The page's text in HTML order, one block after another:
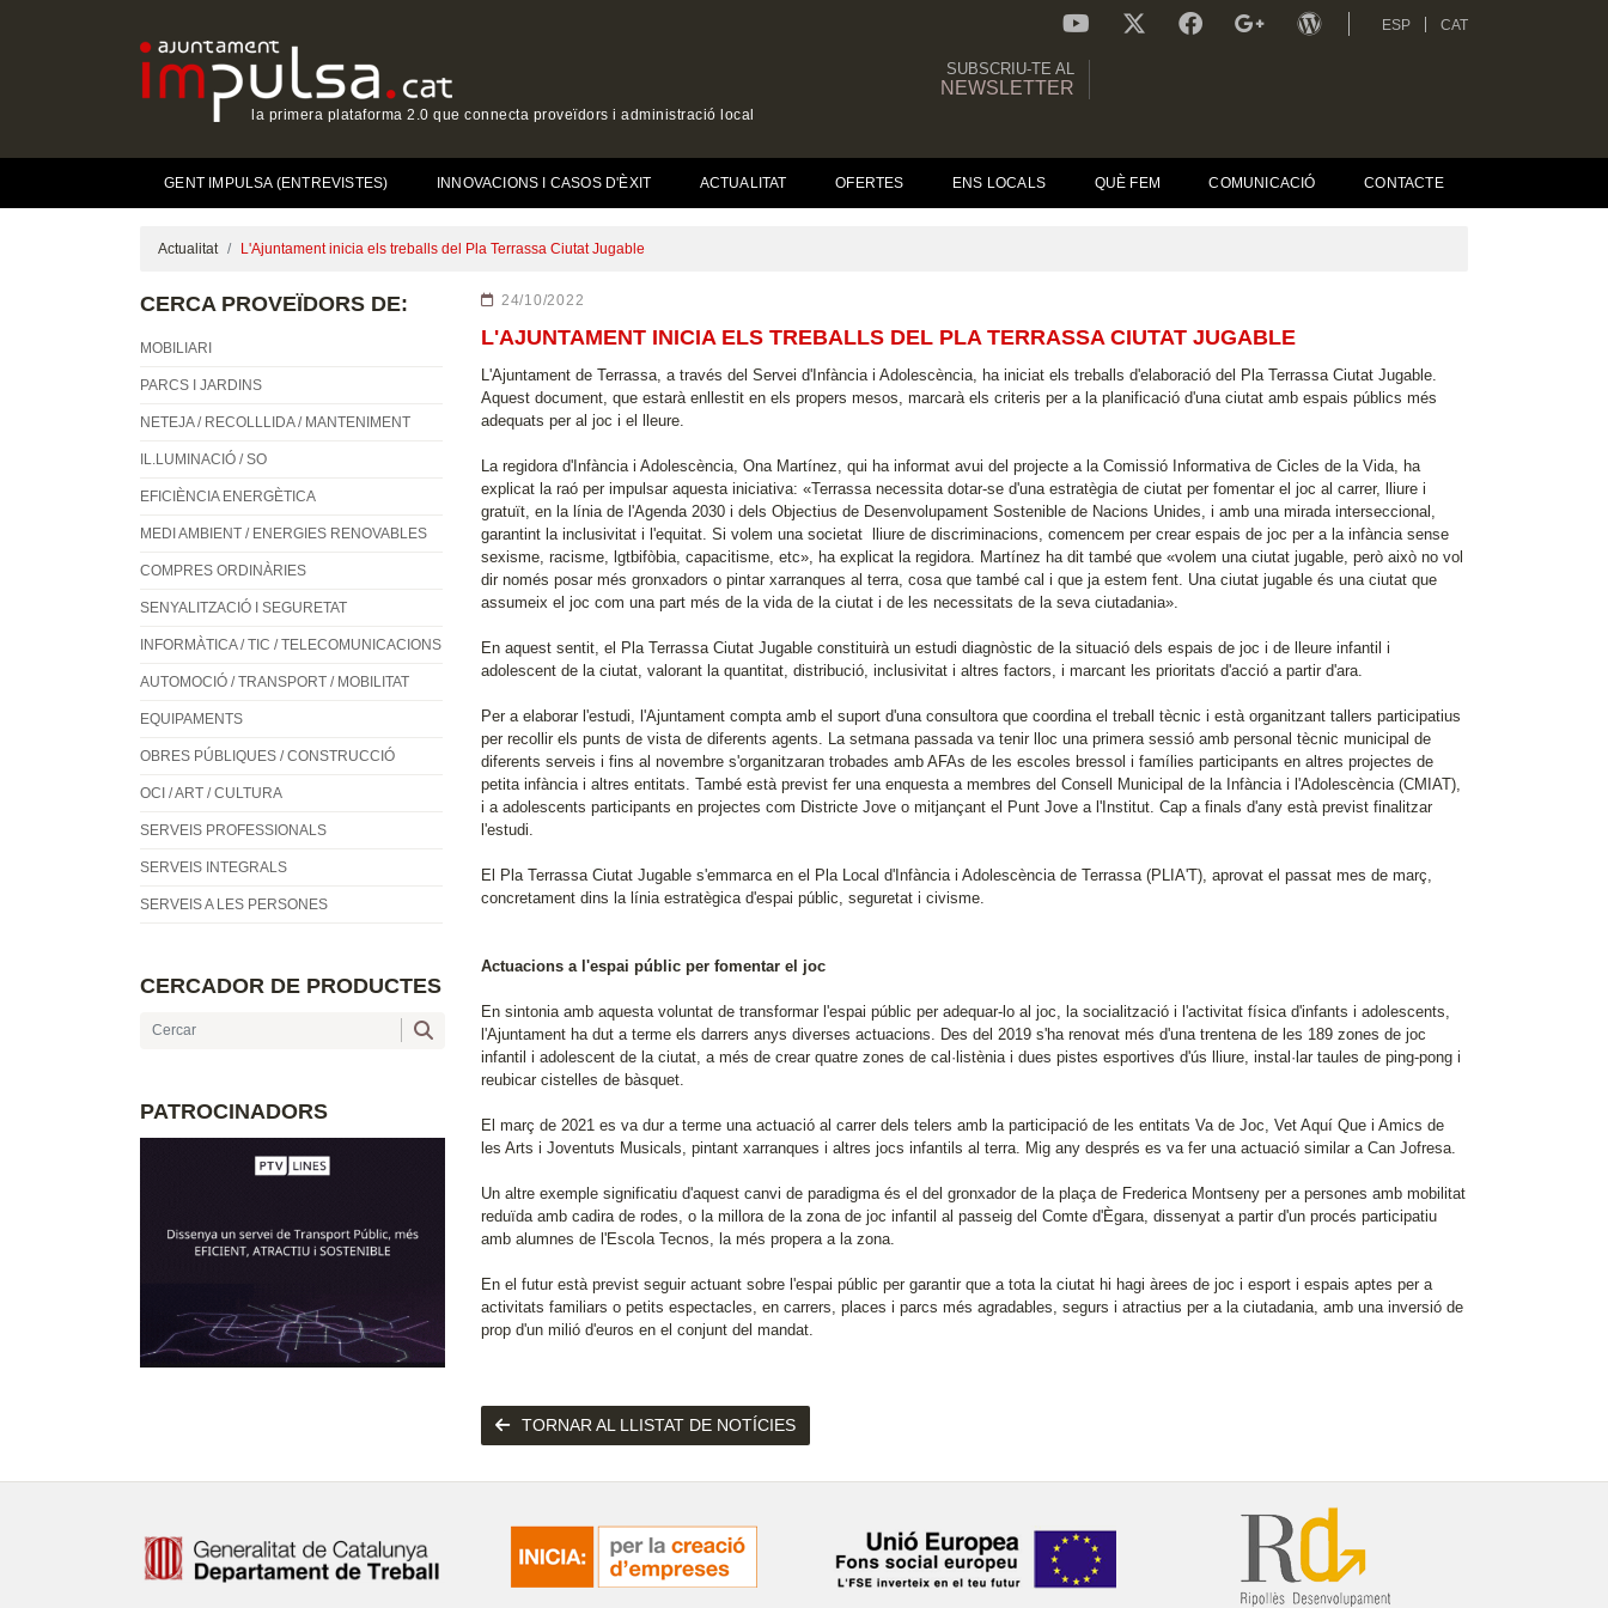
la primera plataforma 2.0 que connecta proveïdors i administració local
ESP CAT
SUBSCRIU-TE AL
NEWSLETTER
GENT IMPULSA (ENTREVISTES) INNOVACIONS I CASOS D'ÈXIT ACTUALITAT(CURRENT)OFERTES ENS LOCALS QUÈ FEM COMUNICACIÓ CONTACTE
Actualitat L'Ajuntament inicia els treballs del Pla Terrassa Ciutat Jugable
CERCA PROVEÏDORS DE:
MOBILIARI
PARCS I JARDINS
NETEJA / RECOLLLIDA / MANTENIMENT
IL.LUMINACIÓ / SO
EFICIÈNCIA ENERGÈTICA
MEDI AMBIENT / ENERGIES RENOVABLES
COMPRES ORDINÀRIES
SENYALITZACIÓ I SEGURETAT
INFORMÀTICA / TIC / TELECOMUNICACIONS
AUTOMOCIÓ / TRANSPORT / MOBILITAT
EQUIPAMENTS
OBRES PÚBLIQUES / CONSTRUCCIÓ
OCI / ART / CULTURA
SERVEIS PROFESSIONALS
SERVEIS INTEGRALS
SERVEIS A LES PERSONES
CERCADOR DE PRODUCTES
PATROCINADORS
24/10/2022
L'AJUNTAMENT INICIA ELS TREBALLS DEL PLA TERRASSA CIUTAT JUGABLE
L'Ajuntament de Terrassa, a través del Servei d'Infància i Adolescència, ha iniciat els treballs d'elaboració del Pla Terrassa Ciutat Jugable.
Aquest document, que estarà enllestit en els propers mesos, marcarà els criteris per a la planificació d'una ciutat amb espais públics més
adequats per al joc i el lleure.
La regidora d'Infància i Adolescència, Ona Martínez, qui ha informat avui del projecte a la Comissió Informativa de Cicles de la Vida, ha
explicat la raó per impulsar aquesta iniciativa: «Terrassa necessita dotar-se d'una estratègia de ciutat per fomentar el joc al carrer, lliure i
gratuït, en la línia de l'Agenda 2030 i dels Objectius de Desenvolupament Sostenible de Nacions Unides, i amb una mirada interseccional,
garantint la inclusivitat i l'equitat. Si volem una societat lliure de discriminacions, comencem per crear espais de joc per a la infància sense
sexisme, racisme, lgtbifòbia, capacitisme, etc», ha explicat la regidora. Martínez ha dit també que «volem una ciutat jugable, però això no vol
dir només posar més gronxadors o pintar xarranques al terra, cosa que també cal i que ja estem fent. Una ciutat jugable és una ciutat que
assumeix el joc com una part més de la vida de la ciutat i de les necessitats de la seva ciutadania».
En aquest sentit, el Pla Terrassa Ciutat Jugable constituirà un estudi diagnòstic de la situació dels espais de joc i de lleure infantil i
adolescent de la ciutat, valorant la quantitat, distribució, inclusivitat i altres factors, i marcant les prioritats d'acció a partir d'ara.
Per a elaborar l'estudi, l'Ajuntament compta amb el suport d'una consultora que coordina el treball tècnic i està organitzant tallers participatius
per recollir els punts de vista de diferents agents. La setmana passada va tenir lloc una primera sessió amb personal tècnic municipal de
diferents serveis i fins al novembre s'organitzaran trobades amb AFAs de les escoles bressol i famílies participants en altres projectes de
petita infància i altres entitats. També està previst fer una enquesta a membres del Consell Municipal de la Infància i l'Adolescència (CMIAT),
i a adolescents participants en projectes com Districte Jove o mitjançant el Punt Jove a l'Institut. Cap a finals d'any està previst finalitzar
l'estudi.
El Pla Terrassa Ciutat Jugable s'emmarca en el Pla Local d'Infància i Adolescència de Terrassa (PLIA'T), aprovat el passat mes de març,
concretament dins la línia estratègica d'espai públic, seguretat i civisme.
Actuacions a l'espai públic per fomentar el joc
En sintonia amb aquesta voluntat de transformar l'espai públic per adequar-lo al joc, la socialització i l'activitat física d'infants i adolescents,
l'Ajuntament ha dut a terme els darrers anys diverses actuacions. Des del 2019 s'ha renovat més d'una trentena de les 189 zones de joc
infantil i adolescent de la ciutat, a més de crear quatre zones de cal·listènia i dues pistes esportives d'ús lliure, instal·lar taules de ping-pong i
reubicar cistelles de bàsquet.
El març de 2021 es va dur a terme una actuació al carrer dels telers amb la participació de les entitats Va de Joc, Vet Aquí Que i Amics de
les Arts i Joventuts Musicals, pintant xarranques i altres jocs infantils al terra. Mig any després es va fer una actuació similar a Can Jofresa.
Un altre exemple significatiu d'aquest canvi de paradigma és el del gronxador de la plaça de Frederica Montseny per a persones amb mobilitat
reduïda amb cadira de rodes, o la millora de la zona de joc infantil al passeig del Comte d'Ègara, dissenyat a partir d'un procés participatiu
amb alumnes de l'Escola Tecnos, la més propera a la zona.
En el futur està previst seguir actuant sobre l'espai públic per garantir que a tota la ciutat hi hagi àrees de joc i esport i espais aptes per a
activitats familiars o petits espectacles, en carrers, places i parcs més agradables, segurs i atractius per a la ciutadania, amb una inversió de
prop d'un milió d'euros en el conjunt del mandat.
TORNAR AL LLISTAT DE NOTÍCIES